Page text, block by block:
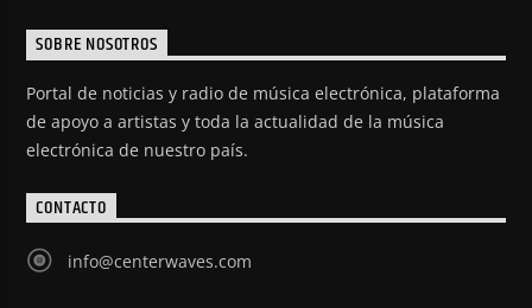
SOBRE NOSOTROS
Portal de noticias y radio de música electrónica, plataforma
de apoyo a artistas y toda la actualidad de la música
electrónica de nuestro país.
CONTACTO
info@centerwaves.com